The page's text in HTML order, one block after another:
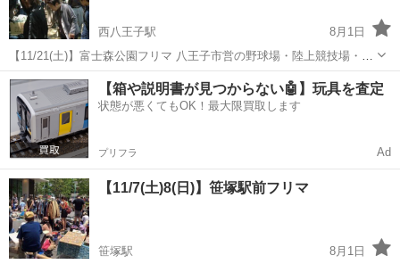
西八王子駅
8月1日
【11/21(土)】富士森公園フリマ 八王子市営の野球場・陸上競技場・体
育館などの施設と併設された富士森公園でのフリマ。杜の桜並木がフ
リマストリートになります。 八王子市内のみならず多摩界隈ではかな
り知られた...
東京 八王子市 西八王子駅 フリーマーケット フリマ
【箱や説明書が見つからない🤖】玩具を査定
状態が悪くてもOK！最大限買取します
プリフラ Ad
【11/7(土)8(日)】笹塚駅前フリマ
笹塚駅
8月1日